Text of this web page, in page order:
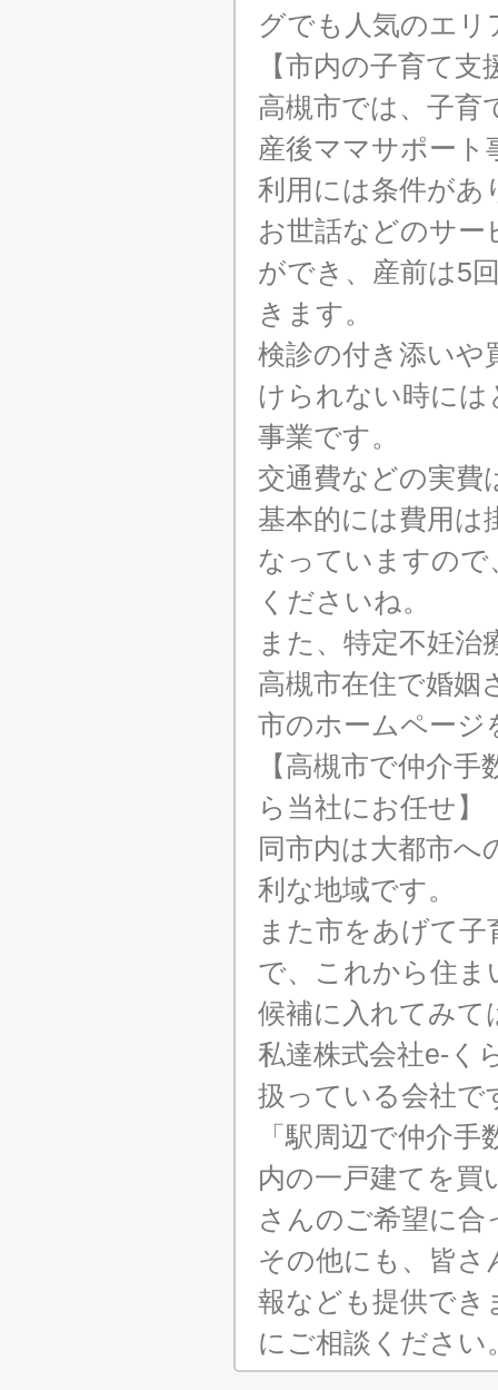
グでも人気のエ
【市内の子育て支
高槻市では、子育
産後ママサポート
利用には条件があ
お世話などのサ
ができ、産前は5
きます。
検診の付き添いや
けられない時に
事業です。
交通費などの実費
基本的には費用は
なっていますので
くださいね。
また、特定不妊
高槻市在住で婚姻
市のホームページ
【高槻市で仲介
ら当社にお任せ】
同市内は大都市
利な地域です。
また市をあげて
で、これから住
候補に入れてみて
私達株式会社e-く
扱っている会社で
「駅周辺で仲介
内の一戸建てを買
さんのご希望に
その他にも、皆さ
報なども提供でき
にご相談ください